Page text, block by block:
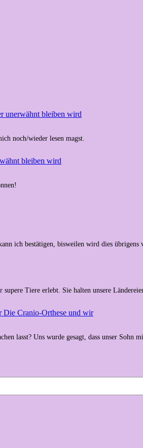
unerwähnt bleiben wird
noch/wieder lesen magst.
bleiben wird
ich bestätigen, bisweilen wird dies
supere Tiere erlebt. Sie halten unsere
Die Cranio-Orthese und wir
lasst? Uns wurde gesagt, dass unser Sohn